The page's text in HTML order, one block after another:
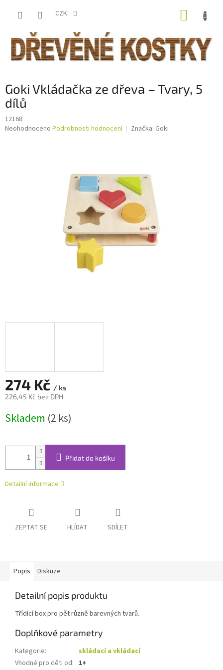
CZK
Goki Vkládačka ze dřeva – Tvary, 5
dílů
12168
Průměrné
Neohodnoceno Podrobnosti hodnocení Značka: Goki
274 Kč / ks
226,45 Kč bez DPH
cena:
Skladem (2 ks)
Přidat do košíku
Detailní informace
ZEPTAT SE HLÍDAT SDÍLET
Popis Diskuze
Detailní popis produktu
Třídící box pro pět různě barevných tvarů.
Doplňkové parametry
Kategorie:
skládací a vkládací
Vhodné pro děti od: 1+